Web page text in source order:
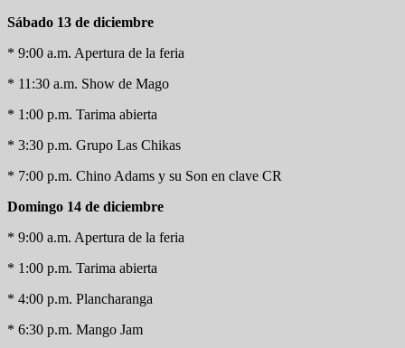
Sábado 13 de diciembre
* 9:00 a.m. Apertura de la feria
* 11:30 a.m. Show de Mago
* 1:00 p.m. Tarima abierta
* 3:30 p.m. Grupo Las Chikas
* 7:00 p.m. Chino Adams y su Son en clave CR
Domingo 14 de diciembre
* 9:00 a.m. Apertura de la feria
* 1:00 p.m. Tarima abierta
* 4:00 p.m. Plancharanga
* 6:30 p.m. Mango Jam